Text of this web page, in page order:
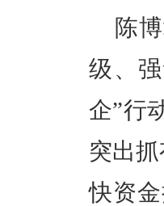
陈
级、
企”行
突出
快资